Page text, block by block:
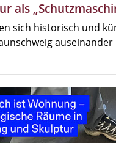
als
sich historisch und
auseinander